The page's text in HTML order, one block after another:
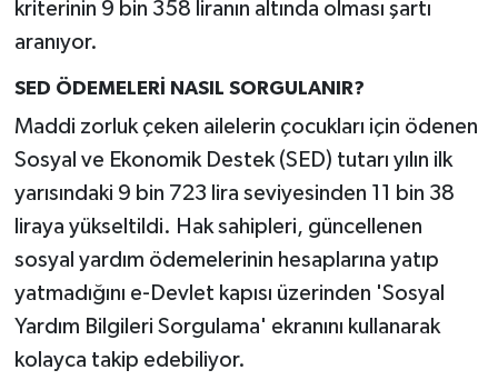
kriterinin 9 bin 358 liranın altında olması şartı
aranıyor.
SED ÖDEMELERİ NASIL SORGULANIR?
Maddi zorluk çeken ailelerin çocukları için ödenen
Sosyal ve Ekonomik Destek (SED) tutarı yılın ilk
yarısındaki 9 bin 723 lira seviyesinden 11 bin 38
liraya yükseltildi. Hak sahipleri, güncellenen
sosyal yardım ödemelerinin hesaplarına yatıp
yatmadığını e-Devlet kapısı üzerinden 'Sosyal
Yardım Bilgileri Sorgulama' ekranını kullanarak
kolayca takip edebiliyor.